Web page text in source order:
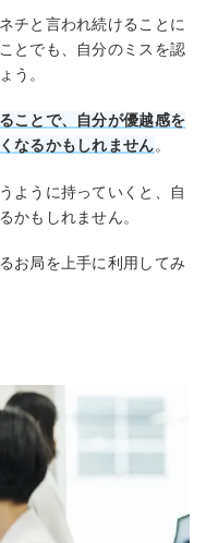
チと言われ続けることに
とでも、自分のミスを認
う。
ことで、自分が優越感を
なるかもしれません。
ように持っていくと、自
かもしれません。
お局を上手に利用してみ